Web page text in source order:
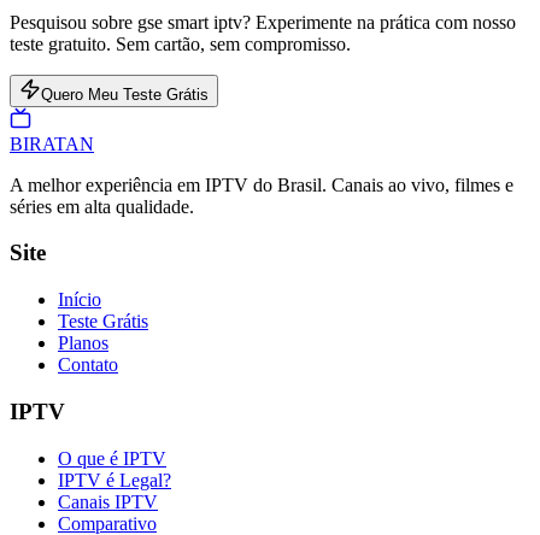
Pesquisou sobre gse smart iptv? Experimente na prática com nosso
teste gratuito. Sem cartão, sem compromisso.
Quero Meu Teste Grátis
BIRATAN
A melhor experiência em IPTV do Brasil. Canais ao vivo, filmes e
séries em alta qualidade.
Site
Início
Teste Grátis
Planos
Contato
IPTV
O que é IPTV
IPTV é Legal?
Canais IPTV
Comparativo